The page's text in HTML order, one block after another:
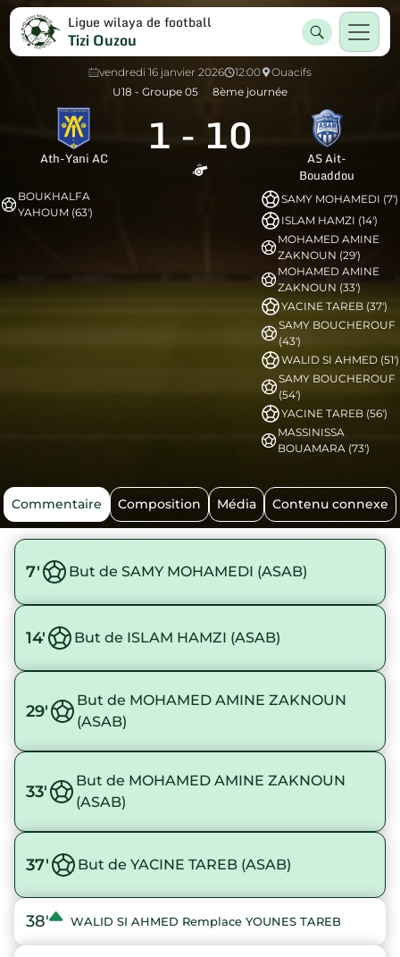
Ligue wilaya de football
Tizi Ouzou
vendredi 16 janvier 2026 12:00
Ouacifs
U18 - Groupe 05
8ème journée
Ath-Yani AC 1 - 10
AS Ait-
Bouaddou
BOUKHALFA
YAHOUM (63')
SAMY MOHAMEDI (7')
ISLAM HAMZI (14')
MOHAMED AMINE
ZAKNOUN (29')
MOHAMED AMINE
ZAKNOUN (33')
YACINE TAREB (37')
SAMY BOUCHEROUF
(43')
WALID SI AHMED (51')
SAMY BOUCHEROUF
(54')
YACINE TAREB (56')
MASSINISSA
BOUAMARA (73')
Commentaire Composition Média Contenu connexe
7' But de SAMY MOHAMEDI (ASAB)
14' But de ISLAM HAMZI (ASAB)
29'
But de MOHAMED AMINE ZAKNOUN
(ASAB)
33'
But de MOHAMED AMINE ZAKNOUN
(ASAB)
37' But de YACINE TAREB (ASAB)
38' WALID SI AHMED Remplace YOUNES TAREB